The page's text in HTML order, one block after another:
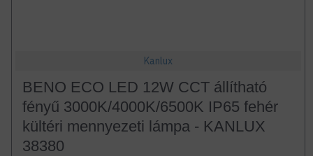
Kanlux
BENO ECO LED 12W CCT állítható
fényű 3000K/4000K/6500K IP65 fehér
kültéri mennyezeti lámpa - KANLUX
38380